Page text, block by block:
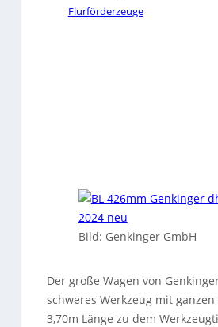
Flurförderzeuge
Bild: Genkinger GmbH
Der große Wagen von
schweres Werkzeug mit
3,70m Länge zu dem